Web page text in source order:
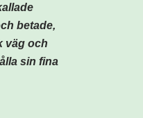
betade,
väg och
sin fina